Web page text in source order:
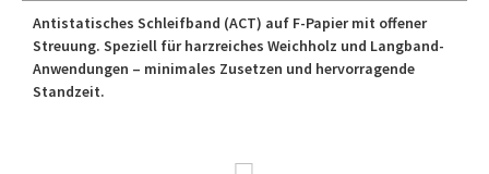
Antistatisches Schleifband (ACT) auf F-Papier mit offener
Streuung. Speziell für harzreiches Weichholz und Langband-
Anwendungen – minimales Zusetzen und hervorragende
Standzeit.